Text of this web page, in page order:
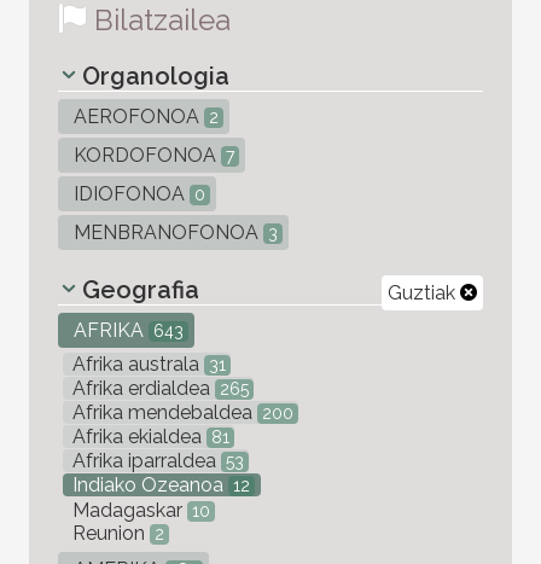
Bilatzailea
Organologia
AEROFONOA 2
KORDOFONOA 7
IDIOFONOA 0
MENBRANOFONOA 3
Guztiak
Geografia
AFRIKA 643
Afrika australa 31
Afrika erdialdea 265
Afrika mendebaldea 200
Afrika ekialdea 81
Afrika iparraldea 53
Indiako Ozeanoa 12
Madagaskar 10
Reunion 2